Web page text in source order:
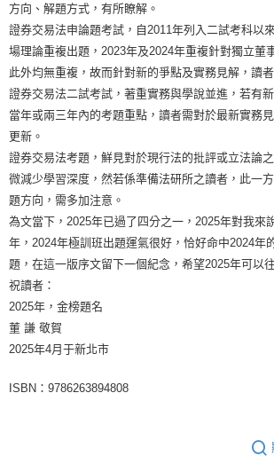
方向、解題方式，有所瞭解。
證券交易法申論題考試，自2011年列入二試考科以
場理論重複出題，2023年及2024年重複針對獨立董
此外均無重複，故而針對新的爭點及實務見解，讀
證券交易法二試考試，著重實務與學說並進，若有
當年或兩三年內的考題重點，讀者需對於最新實務
更新。
證券交易法考題，鮮見對於現行法的批評或立法論
微減少學習深度，然若係準備法研所之讀者，此一
題方向，需多加注意。
為文當下，2025年已過了四分之一，2025年對我來
年，2024年極訓班出題運氣很好，恰好命中2024年
題，在這一版序文留下一個紀念，希望2025年可以
祝讀者：
2025年，金榜題名
董 謙 敬賀
2025年4月于新北市
ISBN：9786263894808